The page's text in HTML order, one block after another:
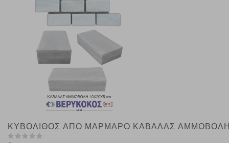
ΚΥΒΟΛΙΘΟΣ ΑΠΟ ΜΑΡΜΑΡΟ ΚΑΒΑΛΑΣ ΑΜΜΟΒΟΛΗ